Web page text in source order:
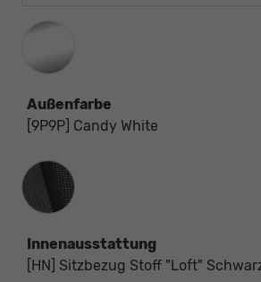
Außenfarbe
[9P9P] Candy White
Innenausstattung
Innenausstattung
[HN] Sitzbezug Stoff "Loft"